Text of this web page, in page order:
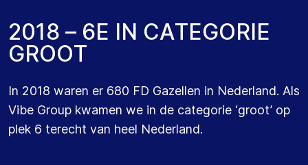
2018 – 6E IN CATEGORIE
GROOT
In 2018 waren er 680 FD Gazellen in Nederland. Als
Vibe Group kwamen we in de categorie ‘groot’ op
plek 6 terecht van heel Nederland.